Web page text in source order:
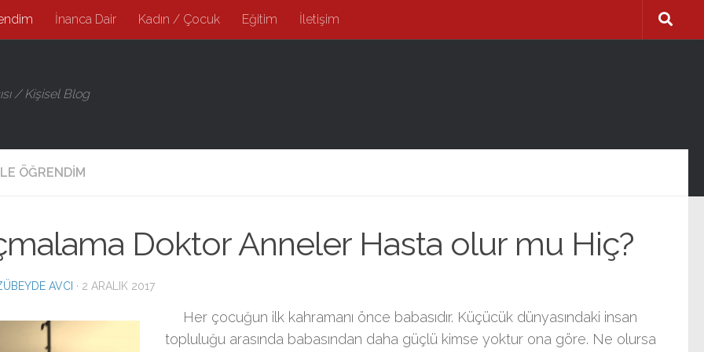
İnanca Dair Kadın / Çocuk Eğitim İletişim
/ Kişisel Blog
ÖĞRENDIM
Doktor Anneler Hasta olur mu Hiç?
AVCI · 2 ARALIK 2017
Her çocuğun ilk kahramanı önce babasıdır. Küçücük dünyasındaki insan
topluluğu arasında babasından daha güçlü kimse yoktur ona göre. Ne olursa